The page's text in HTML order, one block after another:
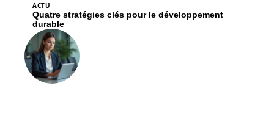
ACTU
Quatre stratégies clés pour le développement
durable